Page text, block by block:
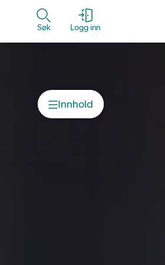
Søk Logg inn
Kontakt
Innhold